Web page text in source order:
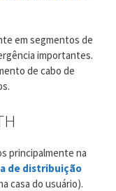
em segmentos de
importantes.
de cabo de
​​principalmente na
de distribuição
casa do usuário).